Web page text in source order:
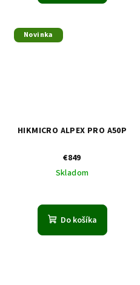
Novinka
HIKMICRO ALPEX PRO A50P
€849
Skladom
Do košíka